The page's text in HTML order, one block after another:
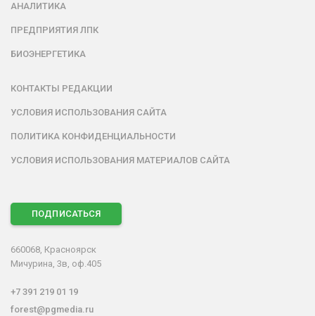
АНАЛИТИКА
ПРЕДПРИЯТИЯ ЛПК
БИОЭНЕРГЕТИКА
КОНТАКТЫ РЕДАКЦИИ
УСЛОВИЯ ИСПОЛЬЗОВАНИЯ САЙТА
ПОЛИТИКА КОНФИДЕНЦИАЛЬНОСТИ
УСЛОВИЯ ИСПОЛЬЗОВАНИЯ МАТЕРИАЛОВ САЙТА
ПОДПИСАТЬСЯ
660068, Красноярск
Мичурина, 3в, оф.405
+7 391 219 01 19
forest@pgmedia.ru